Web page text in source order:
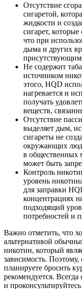
Отсутствие
сигаретой,
жидкости и
сигарет,
что при
дыма и других
Не содержит
источником
этого, HQD
нагревается и
получать
веществ,
Отсутствие
выделяет дым,
сигареты не
окружающих
в общественных
может быть
Контроль
уровень
для заправки
концентрациях
подходящий
потребностей и
Важно отметить, что
альтернативой
никотин, который
зависимость.
планируете бросить
рекомендуется.
и